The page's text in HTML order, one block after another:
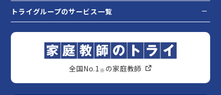
トライグループのサービス一覧
全国No.1 ※ の家庭教師